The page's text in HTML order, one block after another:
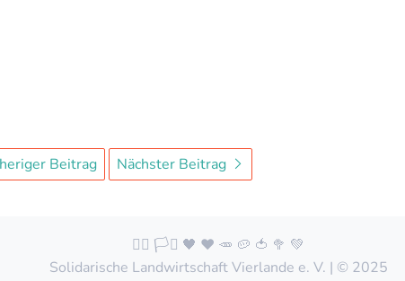
Beitrag Nächster Beitrag
🏳️‍🌈 🏳️‍⚧️ 🖤 ❤️ 🥕 🥔 🍅 🥦 💚
Solidarische Landwirtschaft Vierlande e. V. | © 2025